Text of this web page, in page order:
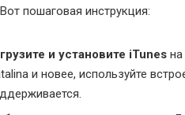
пошаговая инструкция:
и установите iTunes
и новее, используйте